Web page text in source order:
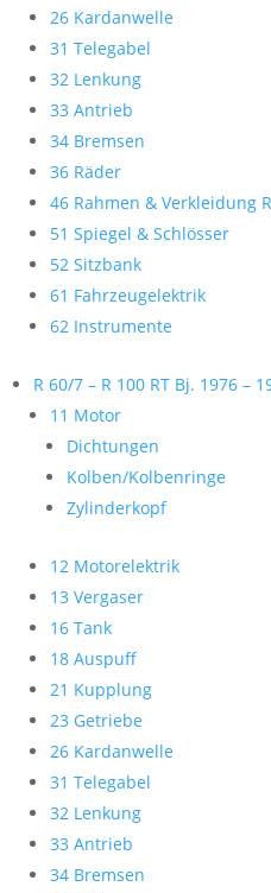
26 Kardanwelle
31 Telegabel
32 Lenkung
33 Antrieb
34 Bremsen
36 Räder
46 Rahmen & Verkleidung
51 Spiegel & Schlösser
52 Sitzbank
61 Fahrzeugelektrik
62 Instrumente
R 60/7 – R 100 RT Bj. 1976 –
11 Motor
Dichtungen
Kolben/Kolbenringe
Zylinderkopf
12 Motorelektrik
13 Vergaser
16 Tank
18 Auspuff
21 Kupplung
23 Getriebe
26 Kardanwelle
31 Telegabel
32 Lenkung
33 Antrieb
34 Bremsen